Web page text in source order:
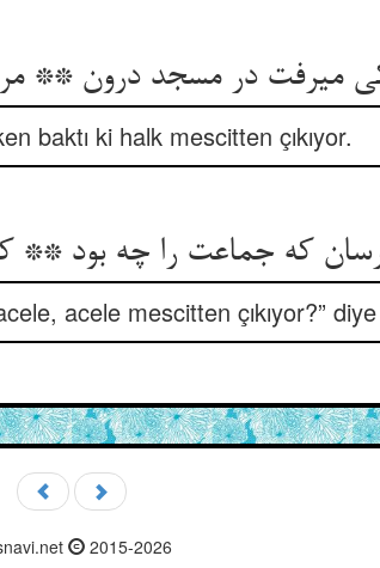
می‏رفت در مسجد درون **
baktı ki halk mescitten çıkıyor.
که جماعت را چه بود **
acele mescitten çıkıyor?”
2015-2026